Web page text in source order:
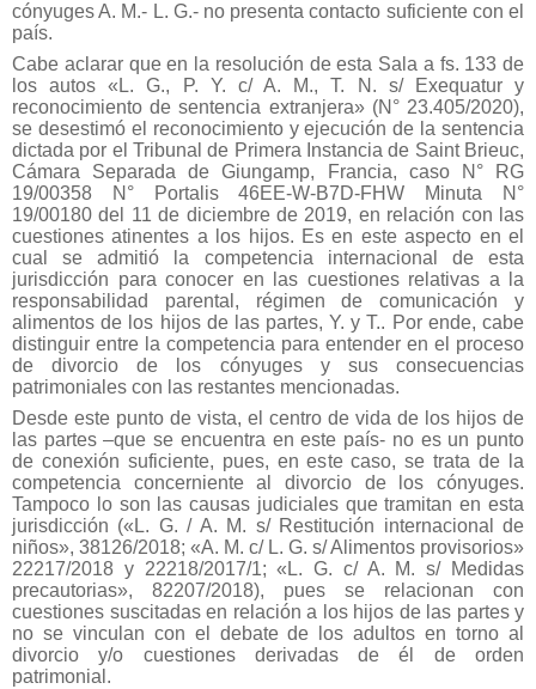
cónyuges A. M.- L. G.- no presenta contacto suficiente con el
país.
Cabe aclarar que en la resolución de esta Sala a fs. 133 de
los autos «L. G., P. Y. c/ A. M., T. N. s/ Exequatur y
reconocimiento de sentencia extranjera» (N° 23.405/2020),
se desestimó el reconocimiento y ejecución de la sentencia
dictada por el Tribunal de Primera Instancia de Saint Brieuc,
Cámara Separada de Giungamp, Francia, caso N° RG
19/00358 N° Portalis 46EE-W-B7D-FHW Minuta N°
19/00180 del 11 de diciembre de 2019, en relación con las
cuestiones atinentes a los hijos. Es en este aspecto en el
cual se admitió la competencia internacional de esta
jurisdicción para conocer en las cuestiones relativas a la
responsabilidad parental, régimen de comunicación y
alimentos de los hijos de las partes, Y. y T.. Por ende, cabe
distinguir entre la competencia para entender en el proceso
de divorcio de los cónyuges y sus consecuencias
patrimoniales con las restantes mencionadas.
Desde este punto de vista, el centro de vida de los hijos de
las partes –que se encuentra en este país- no es un punto
de conexión suficiente, pues, en este caso, se trata de la
competencia concerniente al divorcio de los cónyuges.
Tampoco lo son las causas judiciales que tramitan en esta
jurisdicción («L. G. / A. M. s/ Restitución internacional de
niños», 38126/2018; «A. M. c/ L. G. s/ Alimentos provisorios»
22217/2018 y 22218/2017/1; «L. G. c/ A. M. s/ Medidas
precautorias», 82207/2018), pues se relacionan con
cuestiones suscitadas en relación a los hijos de las partes y
no se vinculan con el debate de los adultos en torno al
divorcio y/o cuestiones derivadas de él de orden
patrimonial.